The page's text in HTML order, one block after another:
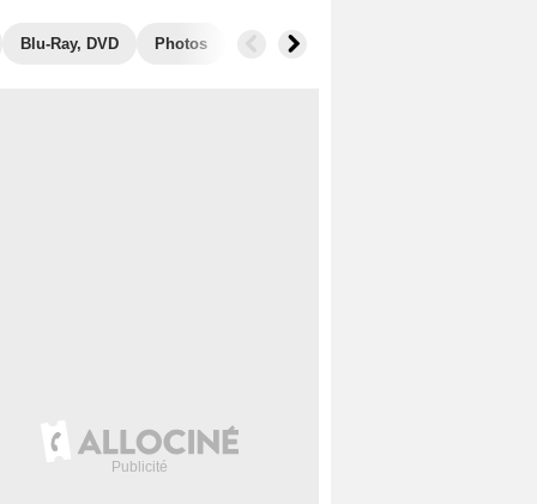
Blu-Ray, DVD Photos Secrets de tournage